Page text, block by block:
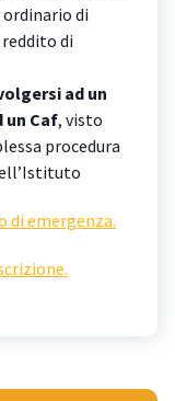
ordinario di
di
ad un
Caf, visto
procedura
di emergenza.